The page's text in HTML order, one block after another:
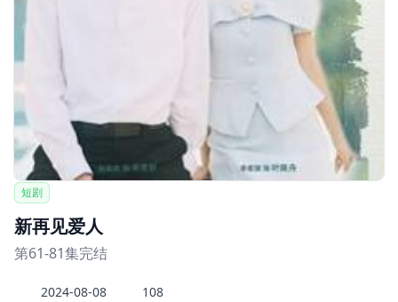
短剧
新再见爱人
第61-81集完结
2024-08-08 108